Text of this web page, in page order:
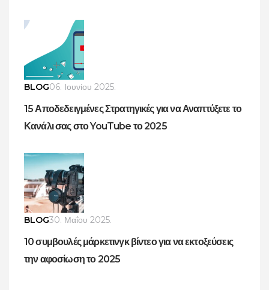
BLOG06. Ιουνίου 2025.
15 Αποδεδειγμένες Στρατηγικές για να Αναπτύξετε το
Κανάλι σας στο YouTube το 2025
BLOG30. Μαΐου 2025.
10 συμβουλές μάρκετινγκ βίντεο για να εκτοξεύσεις
την αφοσίωση το 2025